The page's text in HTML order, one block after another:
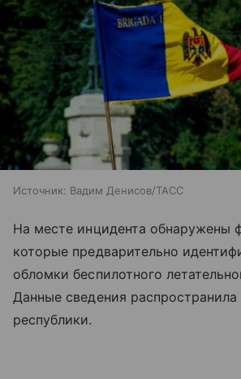
Источник: Вадим Денисов/ТАСС
На месте инцидента обнаружены
которые предварительно
обломки беспилотного
Данные сведения
республики.